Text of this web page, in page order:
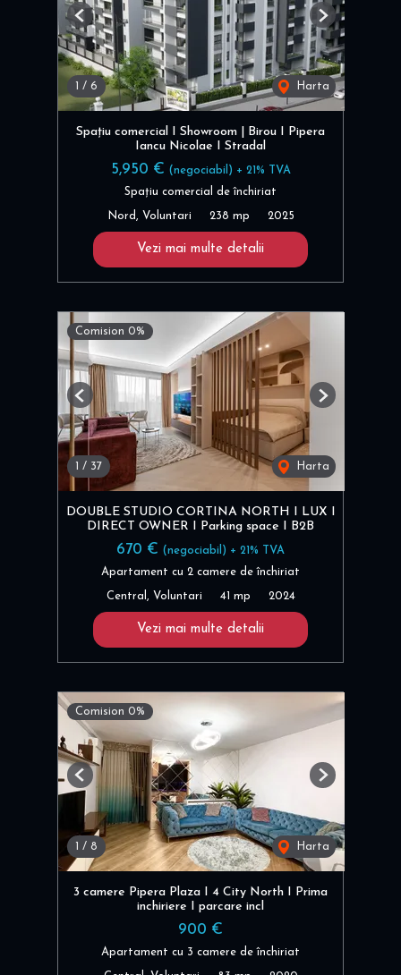
/ 6 Harta
Previous Next
Spațiu comercial I Showroom | Birou I Pipera
Iancu Nicolae I Stradal
5,950 € (negociabil) + 21% TVA
Spațiu comercial de închiriat
Nord, Voluntari 238 mp 2025
Vezi mai multe detalii
Comision 0%
1 / 37 Harta
Previous Next
DOUBLE STUDIO CORTINA NORTH I LUX I
DIRECT OWNER I Parking space I B2B
670 € (negociabil) + 21% TVA
Apartament cu 2 camere de închiriat
Central, Voluntari 41 mp 2024
Vezi mai multe detalii
Comision 0%
1 / 8 Harta
Previous Next
3 camere Pipera Plaza I 4 City North I Prima
inchiriere I parcare incl
900 €
Apartament cu 3 camere de închiriat